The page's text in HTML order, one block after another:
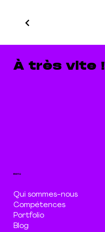
À très vite !
menu
Qui sommes-nous
Compétences
Portfolio
Blog